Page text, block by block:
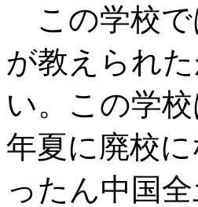
この学校で
が教えられ
い。この学
年夏に廃校
ったん中国